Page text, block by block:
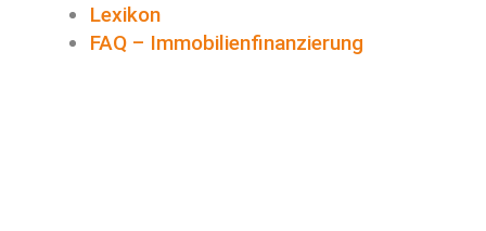
Lexikon
FAQ – Immobilienfinanzierung